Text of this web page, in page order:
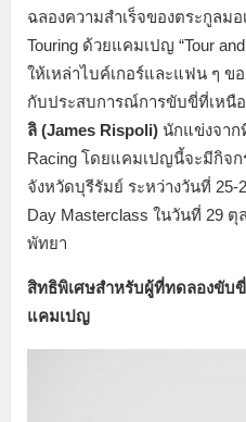
ฉลองความสำเร็จของตระกูลม
Touring ด้วยแคมเปญ “Tour
ให้เหล่าไบค์เกอร์และแฟน ๆ ข
กับประสบการณ์การขับขี่ที่เหนื
ลิ (James Rispoli) นักแข่งจาก
Racing โดยแคมเปญนี้จะมีกิจ
จังหวัดบุรีรัมย์ ระหว่างวันที่ 25-
Day Masterclass ในวันที่ 29
พัทยา
สิทธิพิเศษสำหรับผู้ที่ทดลองขับ
แคมเปญ